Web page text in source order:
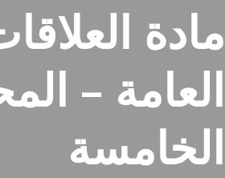
مادة
العامة –
الخامسة